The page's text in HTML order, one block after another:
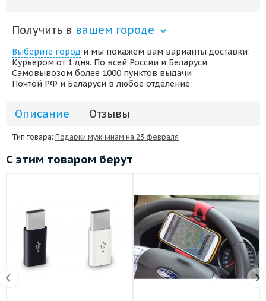
Получить в вашем городе
Выберите город и мы покажем вам варианты доставки:
Курьером от 1 дня. По всей России и Беларуси
Самовывозом более 1000 пунктов выдачи
Почтой РФ и Беларуси в любое отделение
Описание Отзывы
Тип товара: Подарки мужчинам на 23 февраля
С этим товаром берут